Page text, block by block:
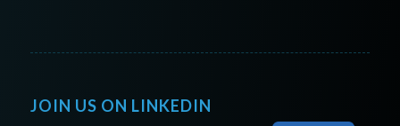
JOIN US ON LINKEDIN